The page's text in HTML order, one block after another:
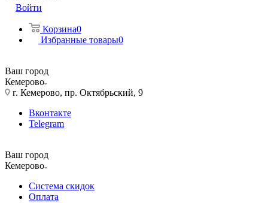
Войти
Корзина0
Избранные товары0
Ваш город
Кемерово
г. Кемерово, пр. Октябрьский, 9
Вконтакте
Telegram
Ваш город
Кемерово
Система скидок
Оплата